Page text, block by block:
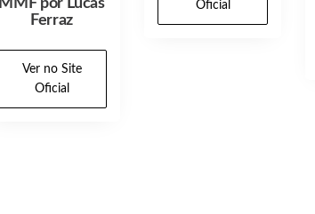
MMF por Lucas
Ferraz
Ver no Site
Oficial
Oficial